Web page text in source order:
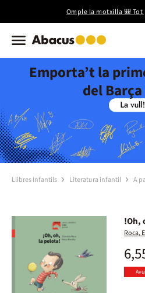
Omple la motxilla 🎒
Emporta’t la
del
Llibres Infantils Literatura infantil A
!Oh,
Roca,